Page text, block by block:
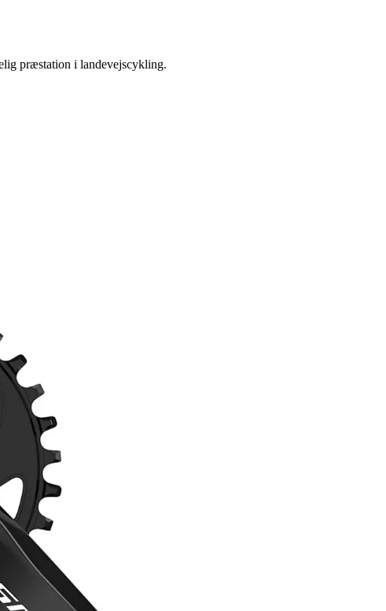
præstation i landevejscykling.